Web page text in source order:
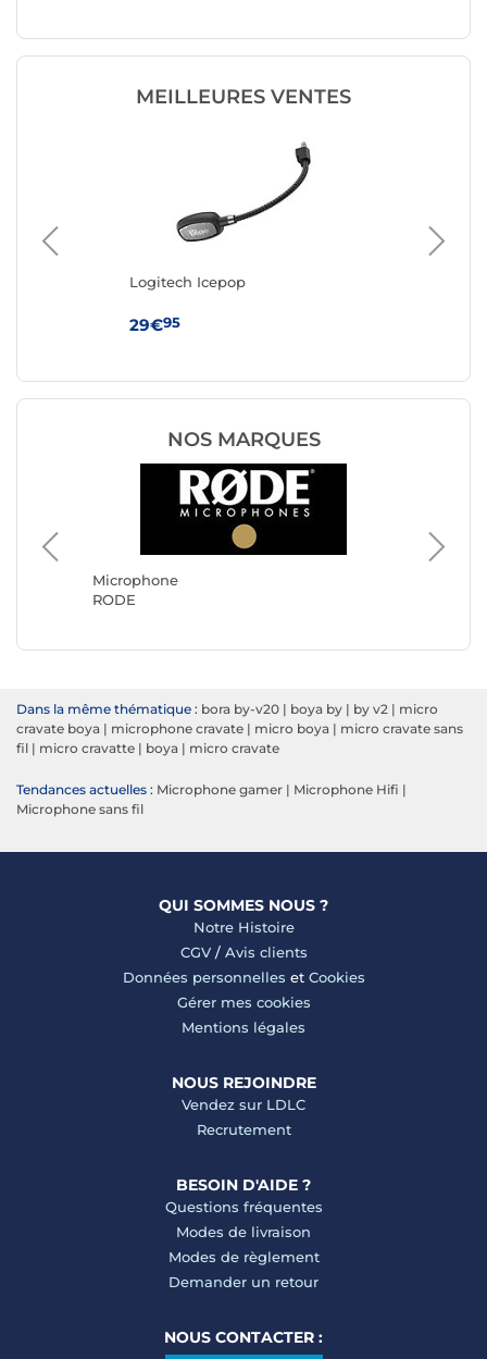
MEILLEURES VENTES
Logitech Icepop
29€95
NOS MARQUES
Microphone
RODE
Dans la même thématique : bora by-v20 | boya by | by v2 | micro
cravate boya | microphone cravate | micro boya | micro cravate sans
fil | micro cravatte | boya | micro cravate
Tendances actuelles : Microphone gamer | Microphone Hifi |
Microphone sans fil
QUI SOMMES NOUS ?
Notre Histoire
CGV/ Avis clients
Données personnelles et Cookies
Gérer mes cookies
Mentions légales
NOUS REJOINDRE
Vendez sur LDLC
Recrutement
BESOIN D'AIDE ?
Questions fréquentes
Modes de livraison
Modes de règlement
Demander un retour
NOUS CONTACTER :